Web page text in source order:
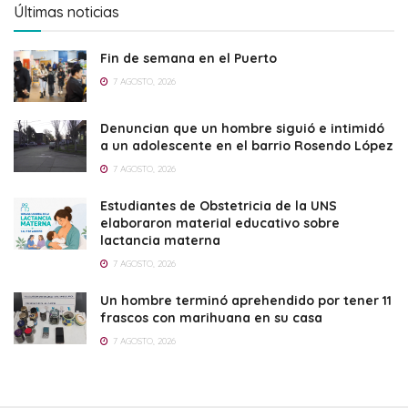
Últimas noticias
Fin de semana en el Puerto
7 AGOSTO, 2026
Denuncian que un hombre siguió e intimidó
a un adolescente en el barrio Rosendo López
7 AGOSTO, 2026
Estudiantes de Obstetricia de la UNS
elaboraron material educativo sobre
lactancia materna
7 AGOSTO, 2026
Un hombre terminó aprehendido por tener 11
frascos con marihuana en su casa
7 AGOSTO, 2026